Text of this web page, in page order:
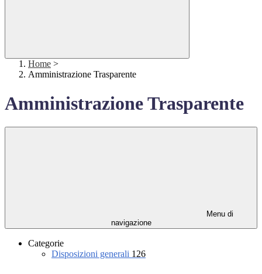
Home >
Amministrazione Trasparente
Amministrazione Trasparente
Menu di
navigazione
Categorie
Disposizioni generali 126